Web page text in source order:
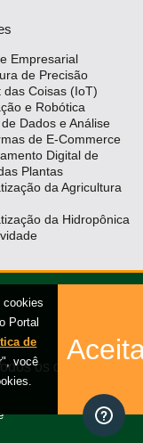
cookies
Portal
de
você
Empresarial
de Precisão
das Coisas (IoT)
e Robótica
Dados e Análise
de E-Commerce
Digital de
Plantas
da Agricultura
da Hidropônica
os direitos